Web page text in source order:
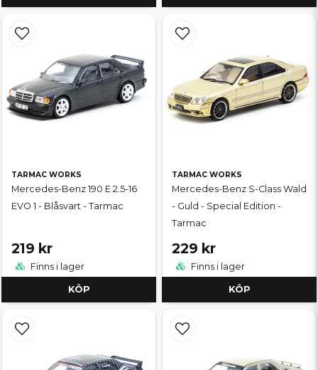
TARMAC WORKS
Mercedes-Benz 190 E 2.5-16
EVO 1 - Blåsvart - Tarmac
219 kr
Finns i lager
KÖP
TARMAC WORKS
Mercedes-Benz S-Class Wald
- Guld - Special Edition -
Tarmac
229 kr
Finns i lager
KÖP